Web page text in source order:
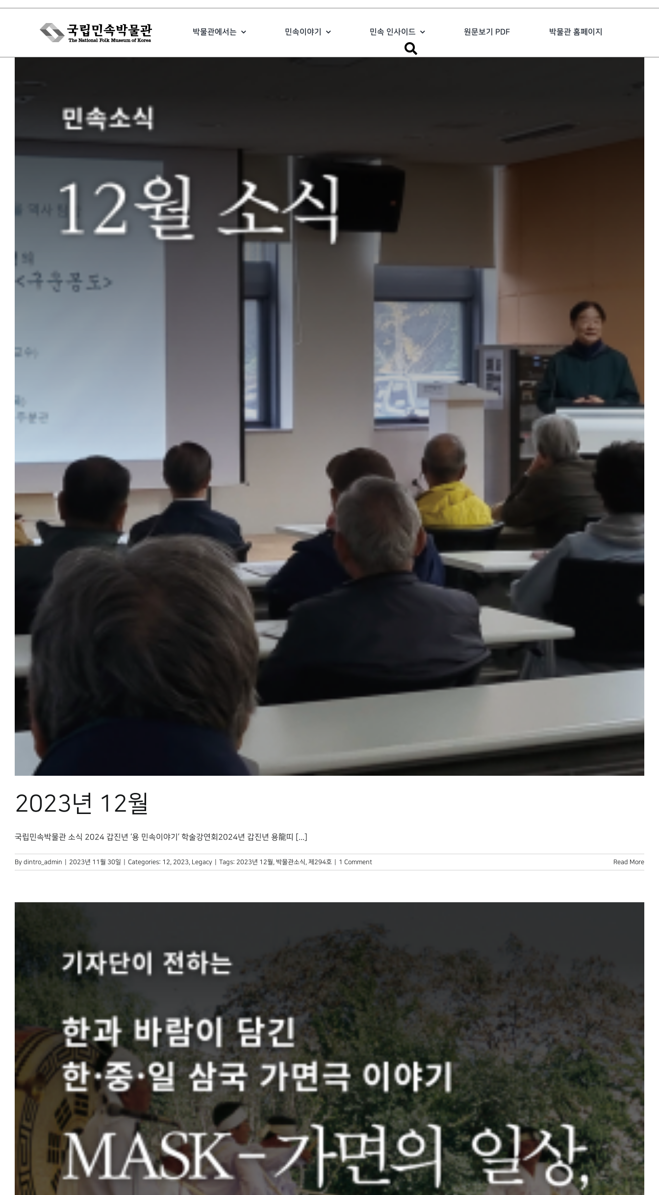
Skip
박물관에서는 민속이야기 민속 인사이드 원문보기 PDF 박물관 홈페이지
2023년 12월
국립민속박물관 소식 2024 갑진년 ‘용 민속이야기’ 학술강연회2024년 갑진년 용龍띠 [...]
By dintro_admin 2023년 11월 30일 Categories: 12 2023 Legacy Tags: 2023년 12월 박물관소식 제294호 1 Comment Read More